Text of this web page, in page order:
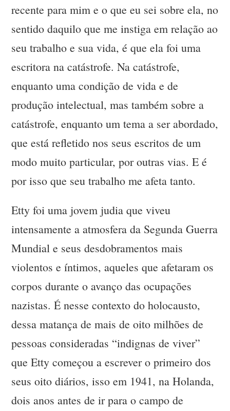
recente para mim e o que eu sei sobre ela, no
sentido daquilo que me instiga em relação ao
seu trabalho e sua vida, é que ela foi uma
escritora na catástrofe. Na catástrofe,
enquanto uma condição de vida e de
produção intelectual, mas também sobre a
catástrofe, enquanto um tema a ser abordado,
que está refletido nos seus escritos de um
modo muito particular, por outras vias. E é
por isso que seu trabalho me afeta tanto.
Etty foi uma jovem judia que viveu
intensamente a atmosfera da Segunda Guerra
Mundial e seus desdobramentos mais
violentos e íntimos, aqueles que afetaram os
corpos durante o avanço das ocupações
nazistas. É nesse contexto do holocausto,
dessa matança de mais de oito milhões de
pessoas consideradas “indignas de viver”
que Etty começou a escrever o primeiro dos
seus oito diários, isso em 1941, na Holanda,
dois anos antes de ir para o campo de